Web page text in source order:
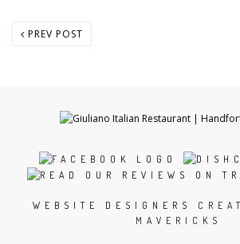
PREV POST
WEBSITE DESIGNERS
MAVERICKS